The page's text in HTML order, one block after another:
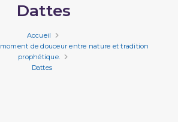
Dattes
Accueil
de douceur entre nature et tradition
prophétique.
Dattes